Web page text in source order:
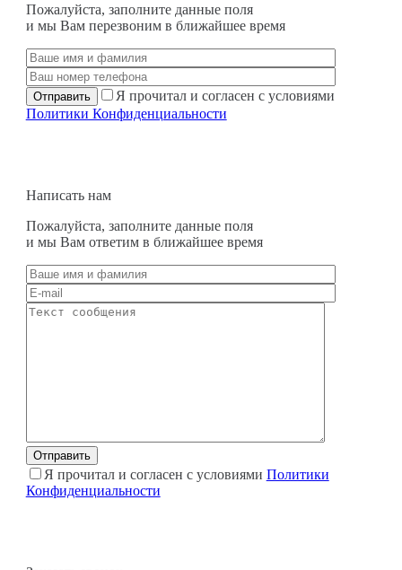
Пожалуйста, заполните данные поля
и мы Вам перезвоним в ближайшее время
Я прочитал и согласен с условиями
Политики Конфиденциальности
Написать нам
Пожалуйста, заполните данные поля
и мы Вам ответим в ближайшее время
Я прочитал и согласен с условиями Политики
Конфиденциальности